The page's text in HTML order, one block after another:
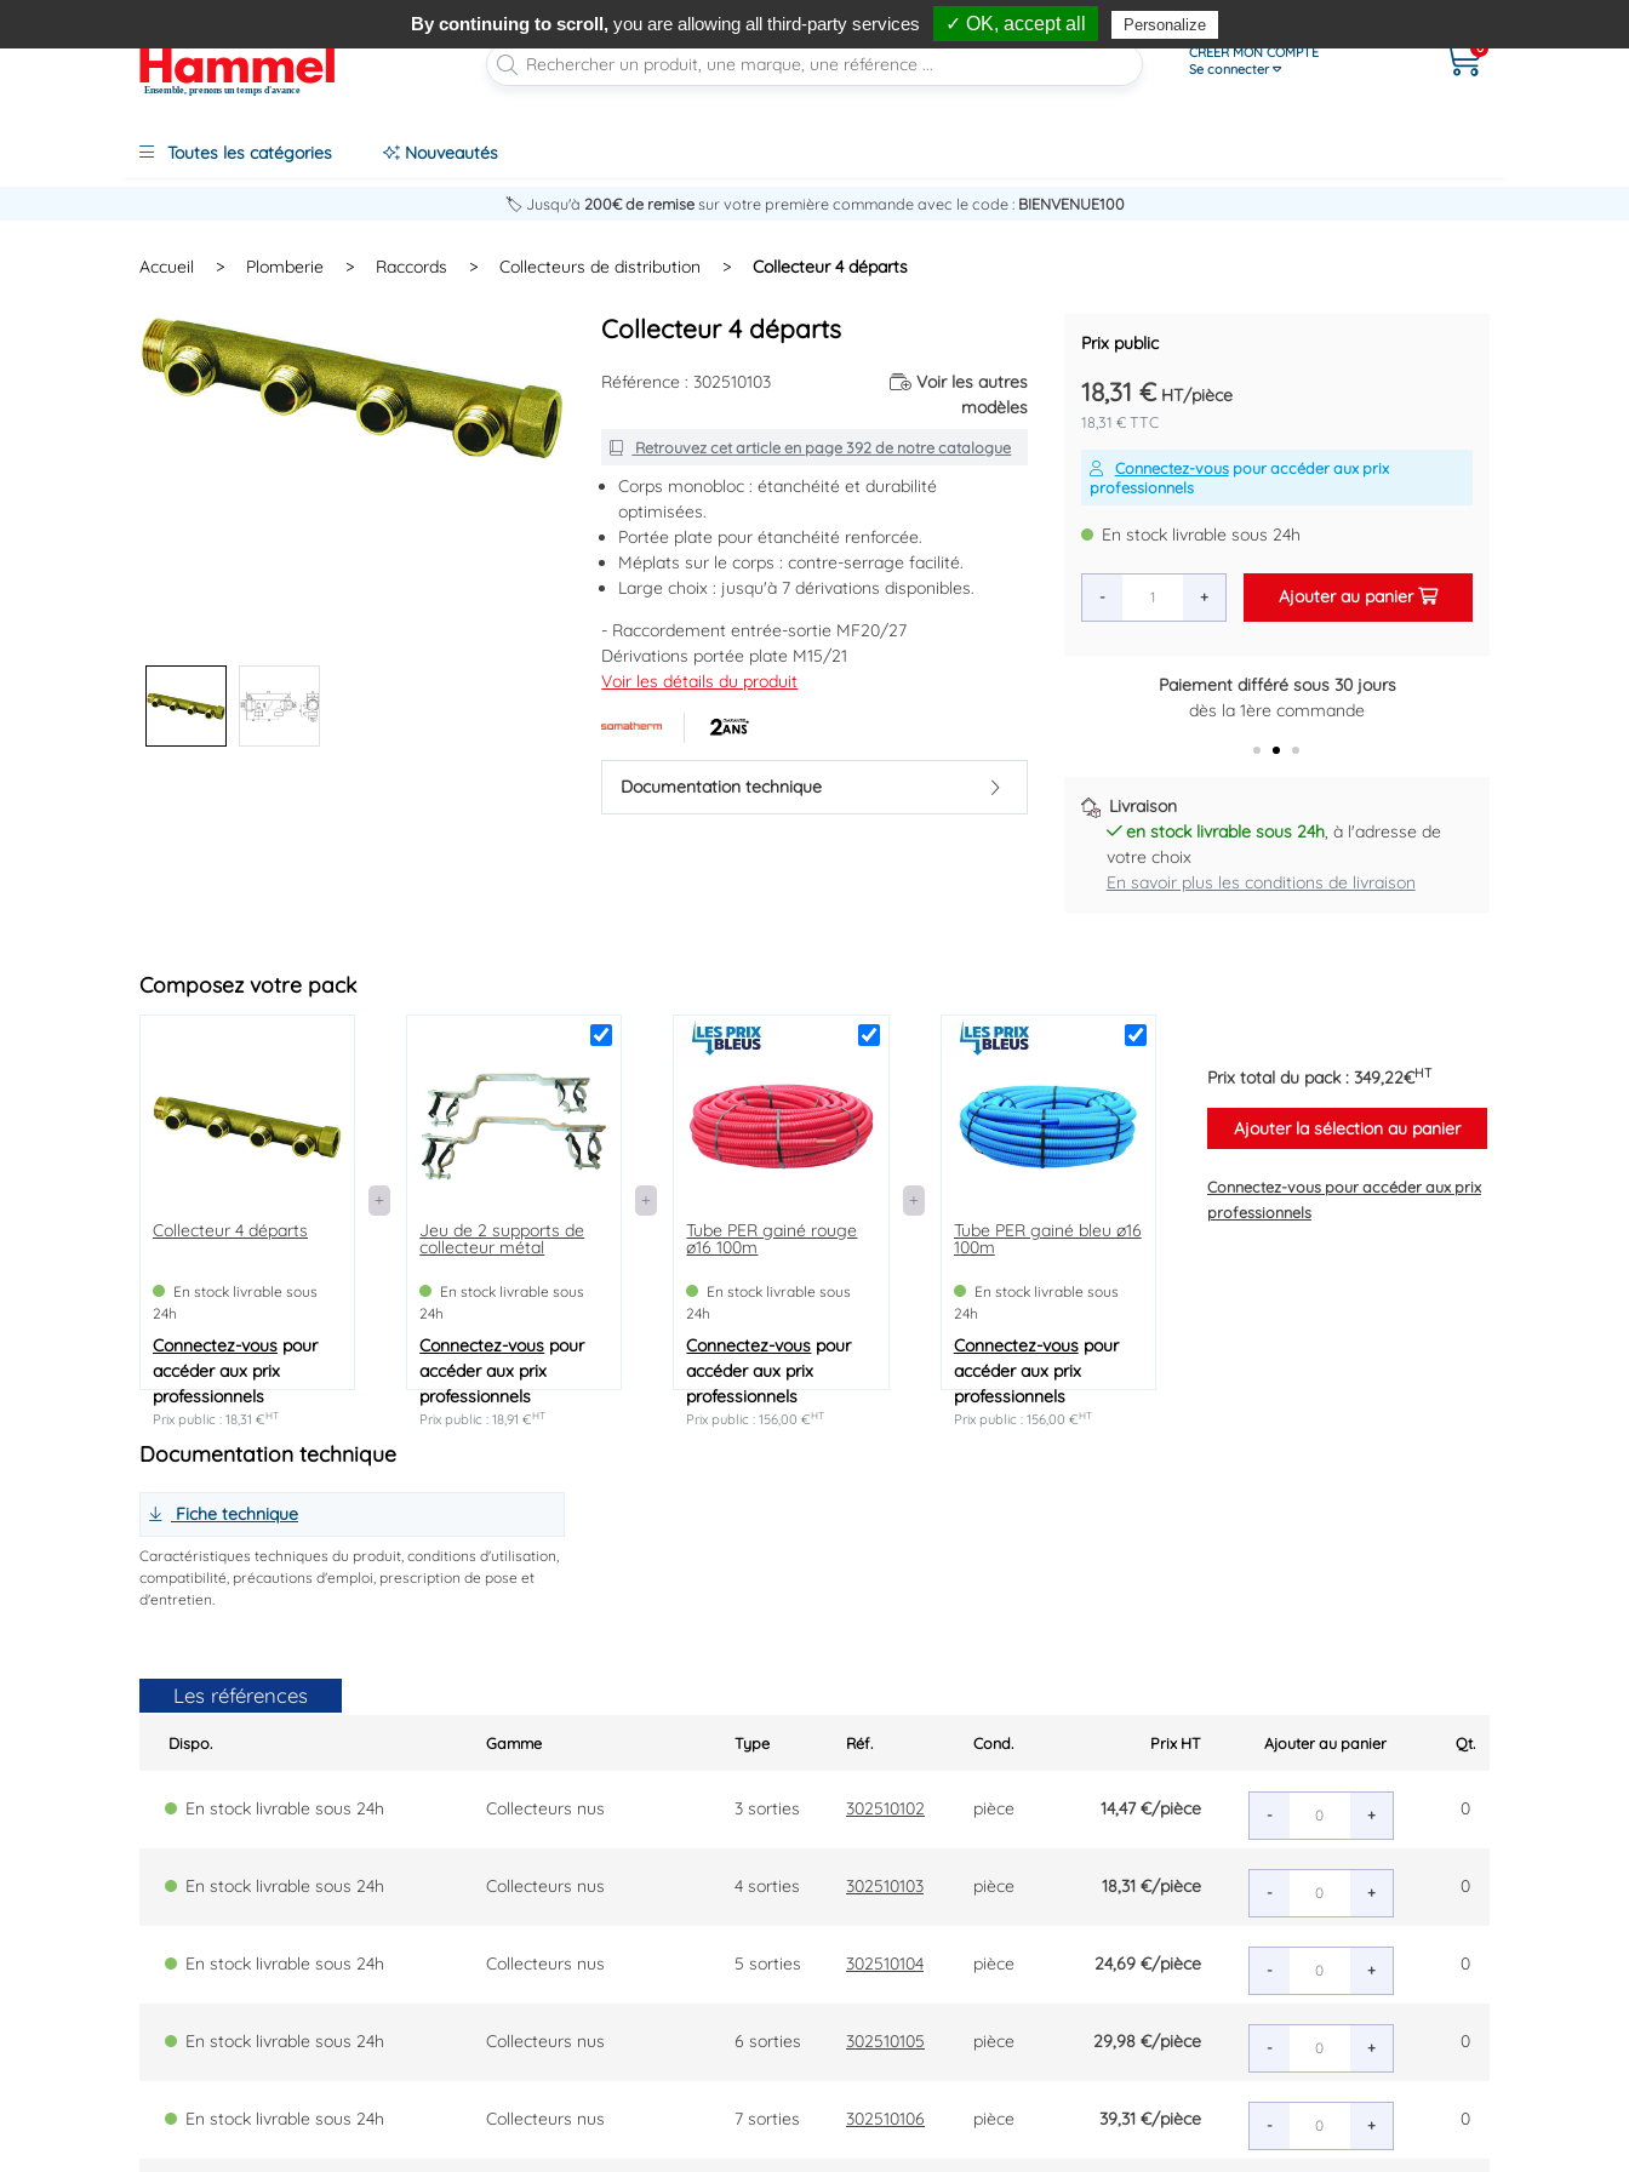
Ensemble, prenons un temps d'avance
CRÉER MON COMPTE
Se connecter
0
Toutes les catégories Nouveautés
🏷️ Jusqu'à 200€ de remisesur votre première commande avec le code : BIENVENUE100
Accueil > Plomberie > Raccords > Collecteurs de distribution > Collecteur 4 départs
Collecteur 4 départs
Référence : 302510103
Voir les autres
modèles
Retrouvez cet article en page 392de notre catalogue
Corps monobloc : étanchéité et durabilité
optimisées.
Portée plate pour étanchéité renforcée.
Méplats sur le corps : contre-serrage facilité.
Large choix : jusqu'à 7 dérivations disponibles.
- Raccordement entrée-sortie MF20/27
Dérivations portée plate M15/21
4 départs
Entraxe entre les départs : 50 mm
Corps monobloc laiton
Marque : SOMATHERM
Voir les détails du produit
Documentation technique
Prix public
18,31 €HT/pièce
18,31 € TTC
Connectez-vouspour accéder aux prix
professionnels
En stock livrable sous 24h
- + Ajouter au panier
Des prix justes et personnalisés
Paiement différé sous 30 jours
dès la 1ère commande
Livraison
en stock livrable sous 24h, à l'adresse de
votre choix
En savoir plus les conditions de livraison
Composez votre pack
Collecteur 4 départs
En stock livrable sous
24h
Connectez-vous pour
accéder aux prix
professionnels
Prix public : 18,31 €HT
Jeu de 2 supports de
collecteur métal
En stock livrable sous
24h
Connectez-vous pour
accéder aux prix
professionnels
Prix public : 18,91 €HT
Tube PER gainé rouge
ø16 100m
En stock livrable sous
24h
Connectez-vous pour
accéder aux prix
professionnels
Prix public : 156,00 €HT
Tube PER gainé bleu ø16
100m
En stock livrable sous
24h
Connectez-vouspour
accéder aux prix
professionnels
Prix public : 156,00 €HT
Prix total du pack : 349,22€HT
Ajouter la sélection au panier
Connectez-vouspour accéder aux prix
professionnels
Documentation technique
Fiche technique
Caractéristiques techniques du produit, conditions d'utilisation,
compatibilité, précautions d'emploi, prescription de pose et
d'entretien.
Les références
Dispo. Gamme Type Réf. Cond. Prix HT Ajouter au panier Qt.
En stock livrable sous 24h Collecteurs nus 3 sorties 302510102 pièce 14,47 €/pièce - + 0
En stock livrable sous 24h Collecteurs nus 4 sorties 302510103 pièce 18,31 €/pièce - + 0
En stock livrable sous 24h Collecteurs nus 5 sorties 302510104 pièce 24,69 €/pièce - + 0
En stock livrable sous 24h Collecteurs nus 6 sorties 302510105 pièce 29,98 €/pièce - + 0
En stock livrable sous 24h Collecteurs nus 7 sorties 302510106 pièce 39,31 €/pièce - + 0
By continuing to scroll,you are allowing all third-party services ✓ OK, accept all Personalize